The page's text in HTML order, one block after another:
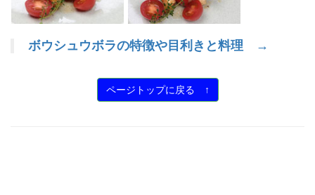
ボウシュウボラの特徴や目利きと料理 →
ページトップに戻る ↑